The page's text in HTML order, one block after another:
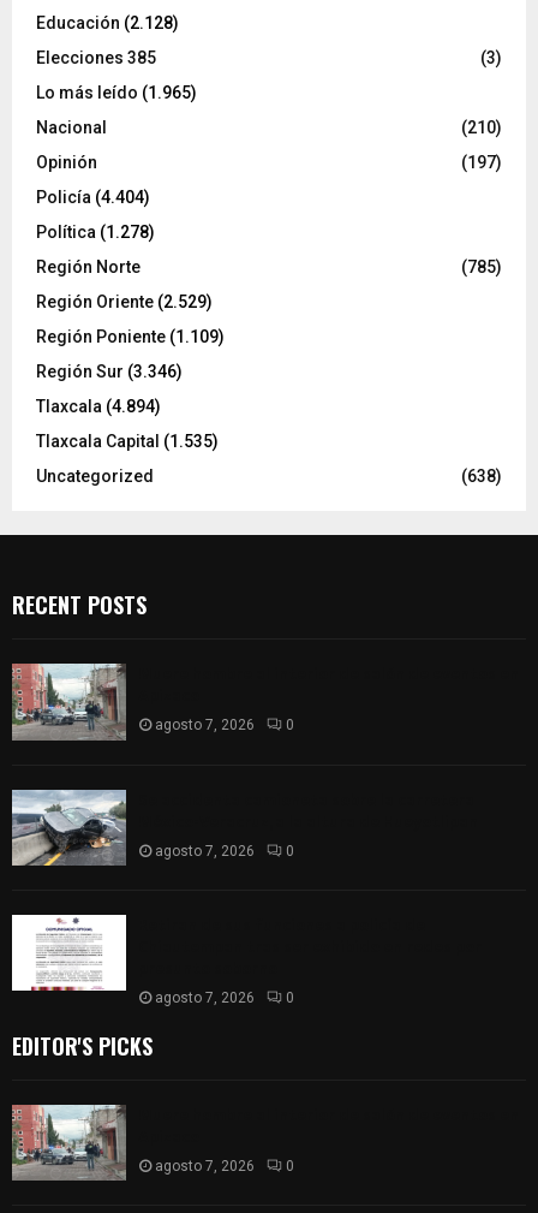
Educación (2.128)
Elecciones 385
(3)
Lo más leído (1.965)
Nacional
(210)
Opinión
(197)
Policía (4.404)
Política (1.278)
Región Norte
(785)
Región Oriente (2.529)
Región Poniente (1.109)
Región Sur (3.346)
Tlaxcala (4.894)
Tlaxcala Capital (1.535)
Uncategorized
(638)
RECENT POSTS
agosto 7, 2026 0
agosto 7, 2026 0
agosto 7, 2026 0
EDITOR'S PICKS
agosto 7, 2026 0